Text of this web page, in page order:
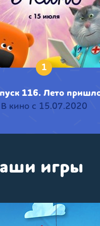
1
116. Лето
В кино с 15.07.2020
игры